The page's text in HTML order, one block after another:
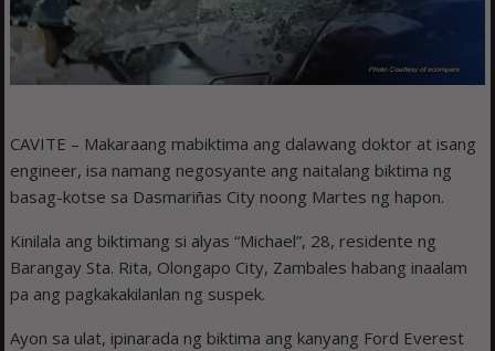
CAVITE – Makaraang mabiktima ang dalawang doktor at isang
engineer, isa namang negosyante ang naitalang biktima ng
basag-kotse sa Dasmariñas City noong Martes ng hapon.
Kinilala ang biktimang si alyas “Michael”, 28, residente ng
Barangay Sta. Rita, Olongapo City, Zambales habang inaalam
pa ang pagkakakilanlan ng suspek.
Ayon sa ulat, ipinarada ng biktima ang kanyang Ford Everest